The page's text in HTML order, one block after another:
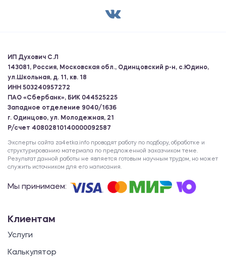
ИП Духович С.Л
143081, Россия, Московская обл., Одинцовский р-н, с.Юдино,
ул.Школьная, д. 11, кв. 18
ИНН 503240957272
ПАО «Сбербанк», БИК 044525225
Западное отделение 9040/1636
г. Одинцово, ул. Молодежная, 21
Р/счет 40802810140000092587
Эксперты сайта za4etka.info проводят работу по подбору, обработке и
структурированию материала по предложенной заказчиком теме.
Результат данной работы не является готовым научным трудом, но может
служить источником для его написания.
Мы принимаем:
Клиентам
Услуги
Калькулятор